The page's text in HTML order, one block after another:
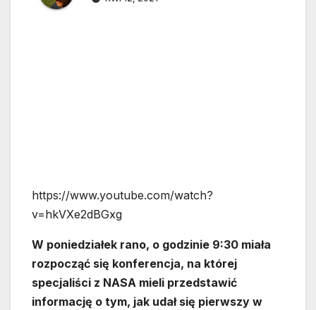
https://www.youtube.com/watch?
v=hkVXe2dBGxg
W poniedziałek rano, o godzinie 9:30 miała
rozpocząć się konferencja, na której
specjaliści z NASA mieli przedstawić
informację o tym, jak udał się pierwszy w